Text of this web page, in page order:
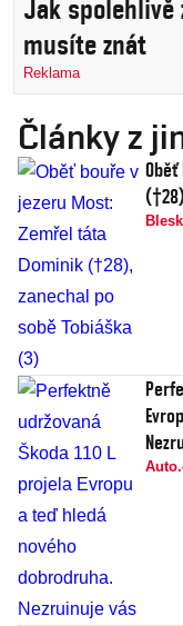
Jak spolehlivě
musíte znát
Reklama
Články z